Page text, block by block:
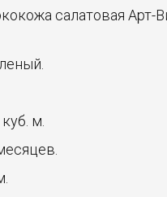
салатовая Арт-
м.